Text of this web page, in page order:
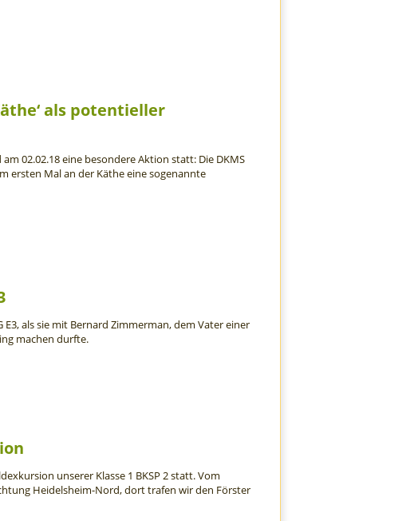
als potentieller
02.02.18 eine besondere Aktion statt: Die DKMS
ersten Mal an der Käthe eine sogenannte
E3, als sie mit Bernard Zimmerman, dem Vater einer
machen durfte.
unserer Klasse 1 BKSP 2 statt. Vom
Heidelsheim-Nord, dort trafen wir den Förster